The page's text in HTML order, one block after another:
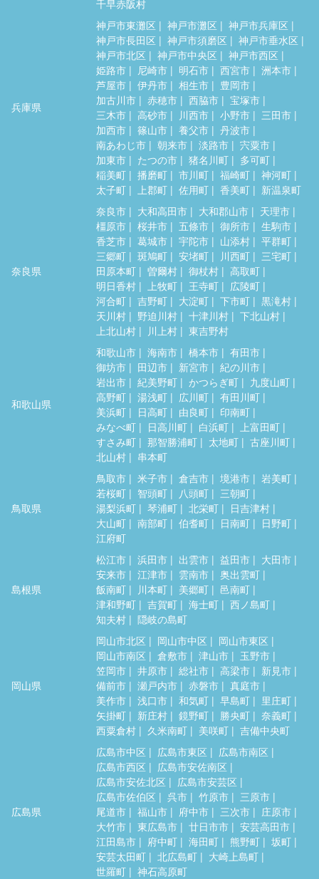
千早赤阪村
兵庫県
神戸市東灘区 神戸市灘区
神戸市兵庫区
神戸市長田区
神戸市須磨区
神戸市垂水区
神戸市北区
神戸市中央区
神戸市西区
姫路市
尼崎市 明石市 西宮市
洲本市
芦屋市
伊丹市 相生市
豊岡市
加古川市
赤穂市 西脇市
宝塚市
三木市
高砂市 川西市 小野市
三田市
加西市
篠山市 養父市
丹波市
南あわじ市
朝来市 淡路市
宍粟市
加東市
たつの市 猪名川町
多可町
稲美町
播磨町 市川町 福崎町
神河町
太子町
上郡町 佐用町 香美町 新温泉町
奈良県
奈良市 大和高田市 大和郡山市
天理市
橿原市
桜井市 五條市 御所市
生駒市
香芝市
葛城市 宇陀市 山添村
平群町
三郷町
斑鳩町 安堵町 川西町
三宅町
田原本町
曽爾村 御杖村
高取町
明日香村
上牧町 王寺町
広陵町
河合町
吉野町 大淀町 下市町
黒滝村
天川村
野迫川村 十津川村
下北山村
上北山村
川上村 東吉野村
和歌山県
和歌山市 海南市 橋本市
有田市
御坊市
田辺市 新宮市
紀の川市
岩出市
紀美野町 かつらぎ町
九度山町
高野町
湯浅町 広川町
有田川町
美浜町
日高町 由良町
印南町
みなべ町
日高川町 白浜町
上富田町
すさみ町
那智勝浦町 太地町
古座川町
北山村
串本町
鳥取県
鳥取市 米子市 倉吉市 境港市
岩美町
若桜町
智頭町 八頭町
三朝町
湯梨浜町
琴浦町 北栄町
日吉津村
大山町
南部町 伯耆町 日南町
日野町
江府町
島根県
松江市 浜田市 出雲市 益田市
大田市
安来市
江津市 雲南市
奥出雲町
飯南町
川本町 美郷町
邑南町
津和野町
吉賀町 海士町
西ノ島町
知夫村
隠岐の島町
岡山県
岡山市北区 岡山市中区
岡山市東区
岡山市南区
倉敷市 津山市
玉野市
笠岡市
井原市 総社市 高梁市
新見市
備前市
瀬戸内市 赤磐市
真庭市
美作市
浅口市 和気町 早島町
里庄町
矢掛町
新庄村 鏡野町 勝央町
奈義町
西粟倉村
久米南町 美咲町 吉備中央町
広島県
広島市中区 広島市東区
広島市南区
広島市西区
広島市安佐南区
広島市安佐北区
広島市安芸区
広島市佐伯区
呉市 竹原市
三原市
尾道市
福山市 府中市 三次市
庄原市
大竹市
東広島市 廿日市市
安芸高田市
江田島市
府中町 海田町 熊野町
坂町
安芸太田町
北広島町
大崎上島町
世羅町
神石高原町